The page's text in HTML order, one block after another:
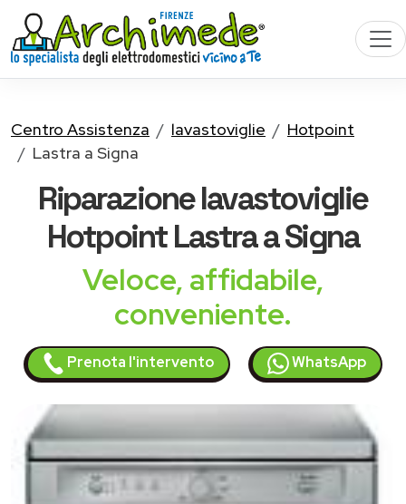
Centro Assistenza lavastoviglie
Hotpoint
Lastra a Signa
Riparazionelavastoviglie
HotpointLastra a Signa
Veloce, affidabile,
conveniente.
Prenota l'intervento WhatsApp